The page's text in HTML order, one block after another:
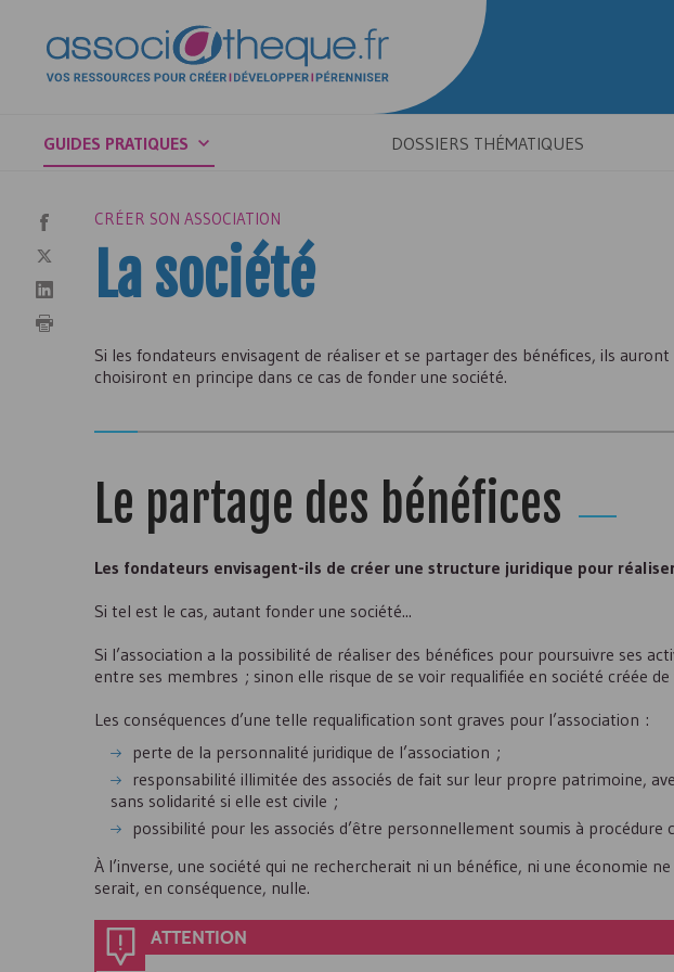
GUIDES PRATIQUES DOSSIERS THÉMATIQUES
CRÉER SON ASSOCIATION
La société
Si les fondateurs envisagent de réaliser et se partager des bénéfices, ils
choisiront en principe dans ce cas de fonder une société.
Le partage des bénéfices
Les fondateurs envisagent-ils de créer une structure juridique pour
Si tel est le cas, autant fonder une société...
Si l’association a la possibilité de réaliser des bénéfices pour poursuivre ses
entre ses membres ; sinon elle risque de se voir requalifiée en société créée
Les conséquences d’une telle requalification sont graves pour l’association :
perte de la personnalité juridique de l’association ;
responsabilité illimitée des associés de fait sur leur propre patrimoine,
sans solidarité si elle est civile ;
possibilité pour les associés d’être personnellement soumis à procédure
À l’inverse, une société qui ne rechercherait ni un bénéfice, ni une économie
serait, en conséquence, nulle.
ATTENTION